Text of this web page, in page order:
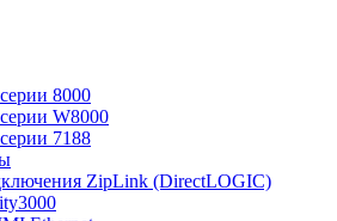
8000
W8000
7188
ZipLink (DirectLOGIC)